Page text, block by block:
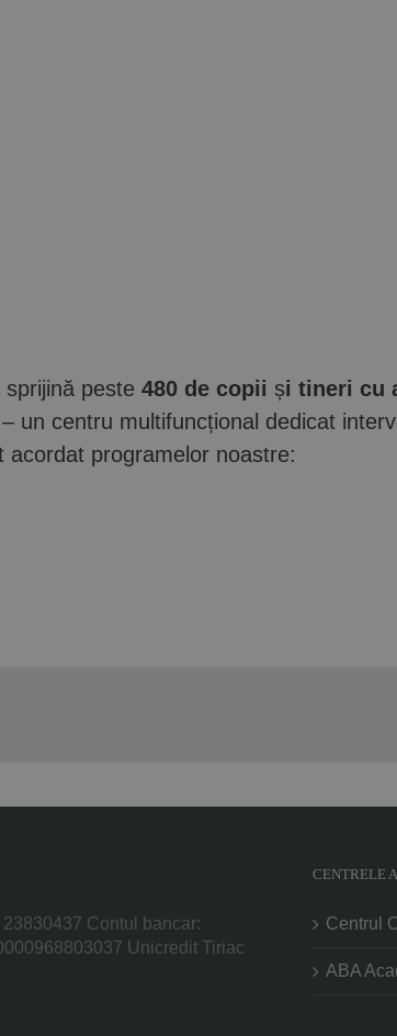
peste 480 de copii și tineri cu
un centru multifuncțional dedicat
acordat programelor noastre:
Contul bancar:
Unicredit Tiriac
CENTRELE
Centrul
ABA